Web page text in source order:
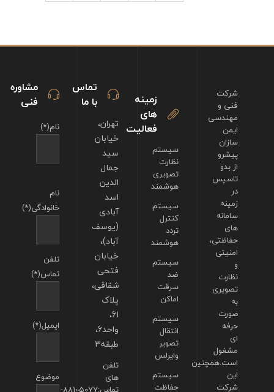
مشاوره
فنی
نام(*)
نام
خانوادگی(*)
تلفن
تماس(*)
ایمیل(*)
موضوع
تماس
با ما
تهران،
خیابان
سید
جمال
الدین
اسد
آبادی
(یوسف
آباد)،
خیابان
فتحی
شقاقی،
پلاک
61،
واحد6،
طبقه3
تلفن
های
زمینه
های
فعالیت
سیستم
نظارت
تصویری
هوشمند
سیستم
کنترل
تردد
هوشمند
سیستم
ضد
سرقت
اماکن
سیستم
انتقال
تصویر
وایرلس
سیستم
حفاظت
شرکت
فنی و
مهندسی
ایمن
سازان
پیشرو
از بدو
تاسیس
در
زمینه
سامانه
های
حفاظتی،
امنیتی
و
نظارت
تصویری
به
صورت
حرفه
ای
مشغول
است.همچنین
این
شرکت